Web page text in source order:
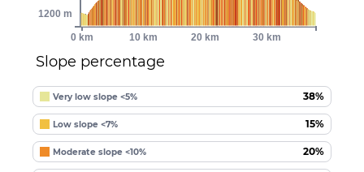
Slope percentage
Very low slope <5% 38%
Low slope <7% 15%
Moderate slope <10% 20%
0 km 10 km 20 km 30 km
1200 m